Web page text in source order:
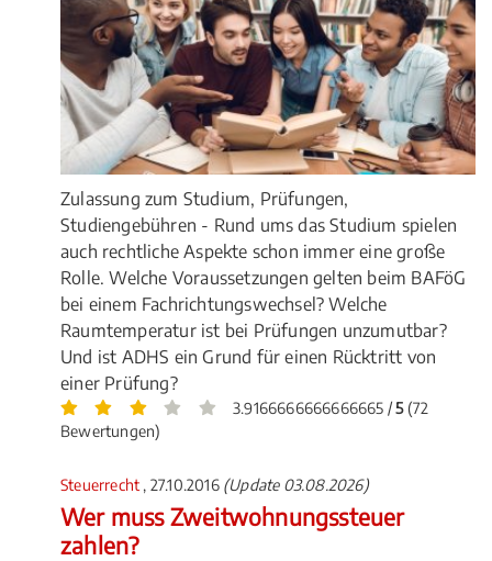
Zulassung zum Studium, Prüfungen,
Studiengebühren - Rund ums das Studium spielen
auch rechtliche Aspekte schon immer eine große
Rolle. Welche Voraussetzungen gelten beim BAFöG
bei einem Fachrichtungswechsel? Welche
Raumtemperatur ist bei Prüfungen unzumutbar?
Und ist ADHS ein Grund für einen Rücktritt von
einer Prüfung?
3.9166666666666665 /5(72
Bewertungen)
Steuerrecht , 27.10.2016 (Update 03.08.2026)
Wer muss Zweitwohnungssteuer
zahlen?